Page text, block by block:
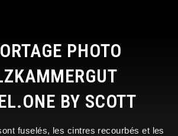
PHOTO
BY SCOTT
fuselés, les cintres recourbés et les